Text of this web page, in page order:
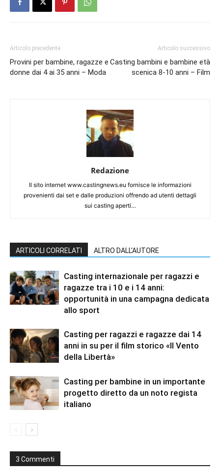
Articolo precedente
Provini per bambine, ragazze e
donne dai 4 ai 35 anni – Moda
Articolo successivo
Casting bambini e bambine età
scenica 8-10 anni – Film
Redazione
Il sito internet www.castingnews.eu fornisce le informazioni
provenienti dai set e dalle produzioni offrendo ad utenti dettagli
sui casting aperti…
ARTICOLI CORRELATI ALTRO DALL'AUTORE
Casting internazionale per ragazzi e
ragazze tra i 10 e i 14 anni:
opportunità in una campagna dedicata
allo sport
Casting per ragazzi e ragazze dai 14
anni in su per il film storico «Il Vento
della Libertà»
Casting per bambine in un importante
progetto diretto da un noto regista
italiano
3 Commenti